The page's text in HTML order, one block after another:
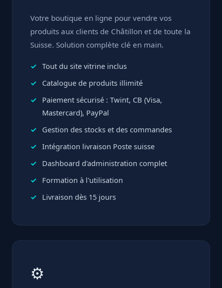
Votre boutique en ligne pour vendre vos
produits aux clients de Châtillon et de toute la
Suisse. Solution complète clé en main.
Tout du site vitrine inclus
Catalogue de produits illimité
Paiement sécurisé : Twint, CB (Visa,
Mastercard), PayPal
Gestion des stocks et des commandes
Intégration livraison Poste suisse
Dashboard d'administration complet
Formation à l'utilisation
Livraison dès 15 jours
⚙️